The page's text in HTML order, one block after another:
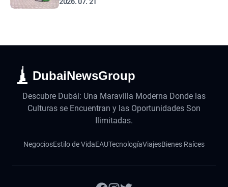
DubaiNewsGroup
Descubre Dubái: Una Maravilla Moderna Donde las
Culturas se Encuentran y las Oportunidades Son
Ilimitadas.
NegociosEstilo de VidaEAUTecnologíaViajesBienes Raíces